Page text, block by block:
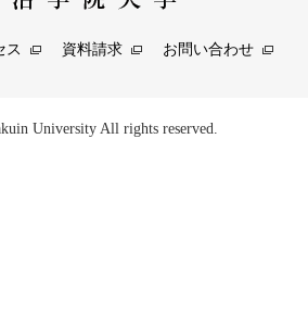
ス 資料請求 お問い合わせ
University All rights reserved.